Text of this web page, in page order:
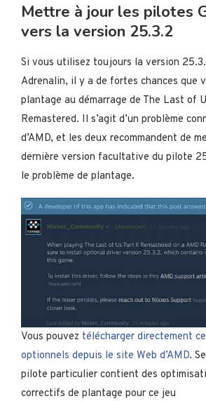
Mettre à jour les pilotes
vers la version 25.3.2
Si vous utilisez toujours la version
Adrenalin, il y a de fortes chances que
plantage au démarrage de The Last of
Remastered. Il s’agit d’un problème
d’AMD, et les deux recommandent de
dernière version facultative du pilote
le problème de plantage.
Vous pouvez télécharger directement
optionnels depuis le site Web d’AMD.
pilote particulier contient des
correctifs de plantage pour ce jeu